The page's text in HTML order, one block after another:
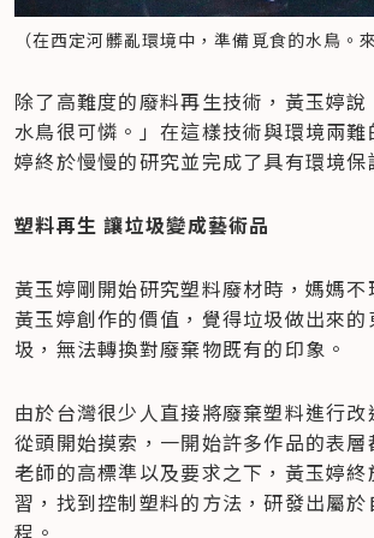
（在西定河髒亂環境中，準備覓食的水鳥。
除了高難度的廢料再生技術，黃玉婷
水鳥很可憐。」在這樣技術與環境兩難
婷終於慢慢的研究並完成了具有環境保
塑料再生 讓垃圾變成藝術品
黃玉婷剛開始研究塑料廢材時，媽媽不
黃玉婷創作的價值，覺得垃圾做出來
圾，無法轉換對廢棄物既有的印象。
由於台灣很少人直接將廢棄塑料進行改
從頭開始摸索，一開始許多作品的表層
老師的高標準以及要求之下，黃玉婷
習，找到控制塑料的方法，研發出屬於